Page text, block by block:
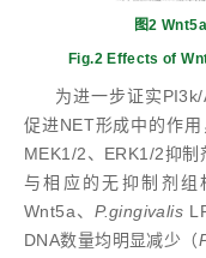
图2
Fig.2 Effects of
为进一步证实
促进NET形成中的作
MEK1/2、ERK1/2抑制
与相应的无抑制剂组
Wnt5a、P.gingivalis
DNA数量均明显减少（